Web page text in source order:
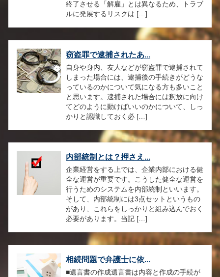
終了させる「解雇」とは異なるため、トラブ
ルに発展するリスクは […]
窃盗罪で逮捕されたあ...
自身や身内、友人などが窃盗罪で逮捕されて
しまった場合には、逮捕後の手続きがどうな
っているのかについて気になる方も多いこと
と思います。逮捕された場合には釈放に向け
てどのように動けばいいのかについて、しっ
かりと認識しておく必 […]
内部統制とは？押さえ...
企業経営をする上では、企業内部における健
全な運営が重要です。こうした健全な運営を
行うためのシステムを内部統制といいます。
そして、内部統制には3点セットというもの
があり、これらをしっかりと組み込んでおく
必要があります。当記 […]
相続問題で弁護士に依...
■遺言書の作成遺言書は内容と作成の手続が